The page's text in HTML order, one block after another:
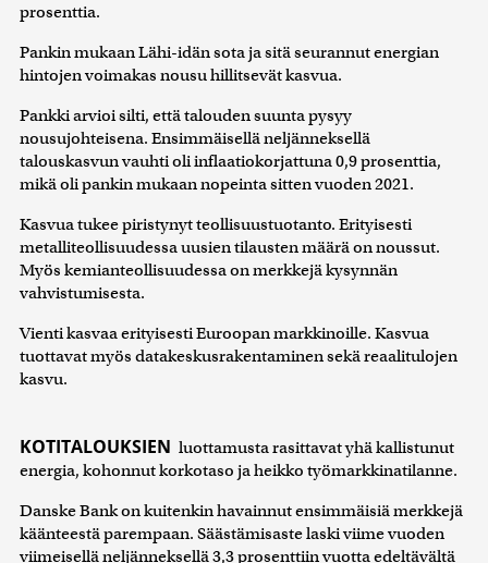
prosenttia.
Pankin mukaan Lähi-idän sota ja sitä seurannut energian
hintojen voimakas nousu hillitsevät kasvua.
Pankki arvioi silti, että talouden suunta pysyy
nousujohteisena. Ensimmäisellä neljänneksellä
talouskasvun vauhti oli inflaatiokorjattuna 0,9 prosenttia,
mikä oli pankin mukaan nopeinta sitten vuoden 2021.
Kasvua tukee piristynyt teollisuustuotanto. Erityisesti
metalliteollisuudessa uusien tilausten määrä on noussut.
Myös kemianteollisuudessa on merkkejä kysynnän
vahvistumisesta.
Vienti kasvaa erityisesti Euroopan markkinoille. Kasvua
tuottavat myös datakeskusrakentaminen sekä reaalitulojen
kasvu.
KOTITALOUKSIEN luottamusta rasittavat yhä kallistunut
energia, kohonnut korkotaso ja heikko työmarkkinatilanne.
Danske Bank on kuitenkin havainnut ensimmäisiä merkkejä
käänteestä parempaan. Säästämisaste laski viime vuoden
viimeisellä neljänneksellä 3,3 prosenttiin vuotta edeltävältä